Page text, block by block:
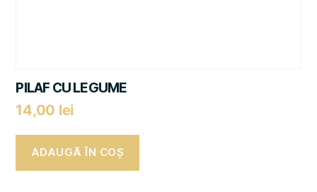
PILAF CU LEGUME
14,00 lei
ADAUGĂ ÎN COȘ